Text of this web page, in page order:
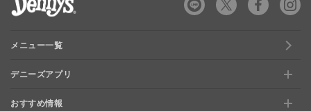
メニュー一覧
デニーズアプリ
新規登録、移行方法について
おすすめ情報